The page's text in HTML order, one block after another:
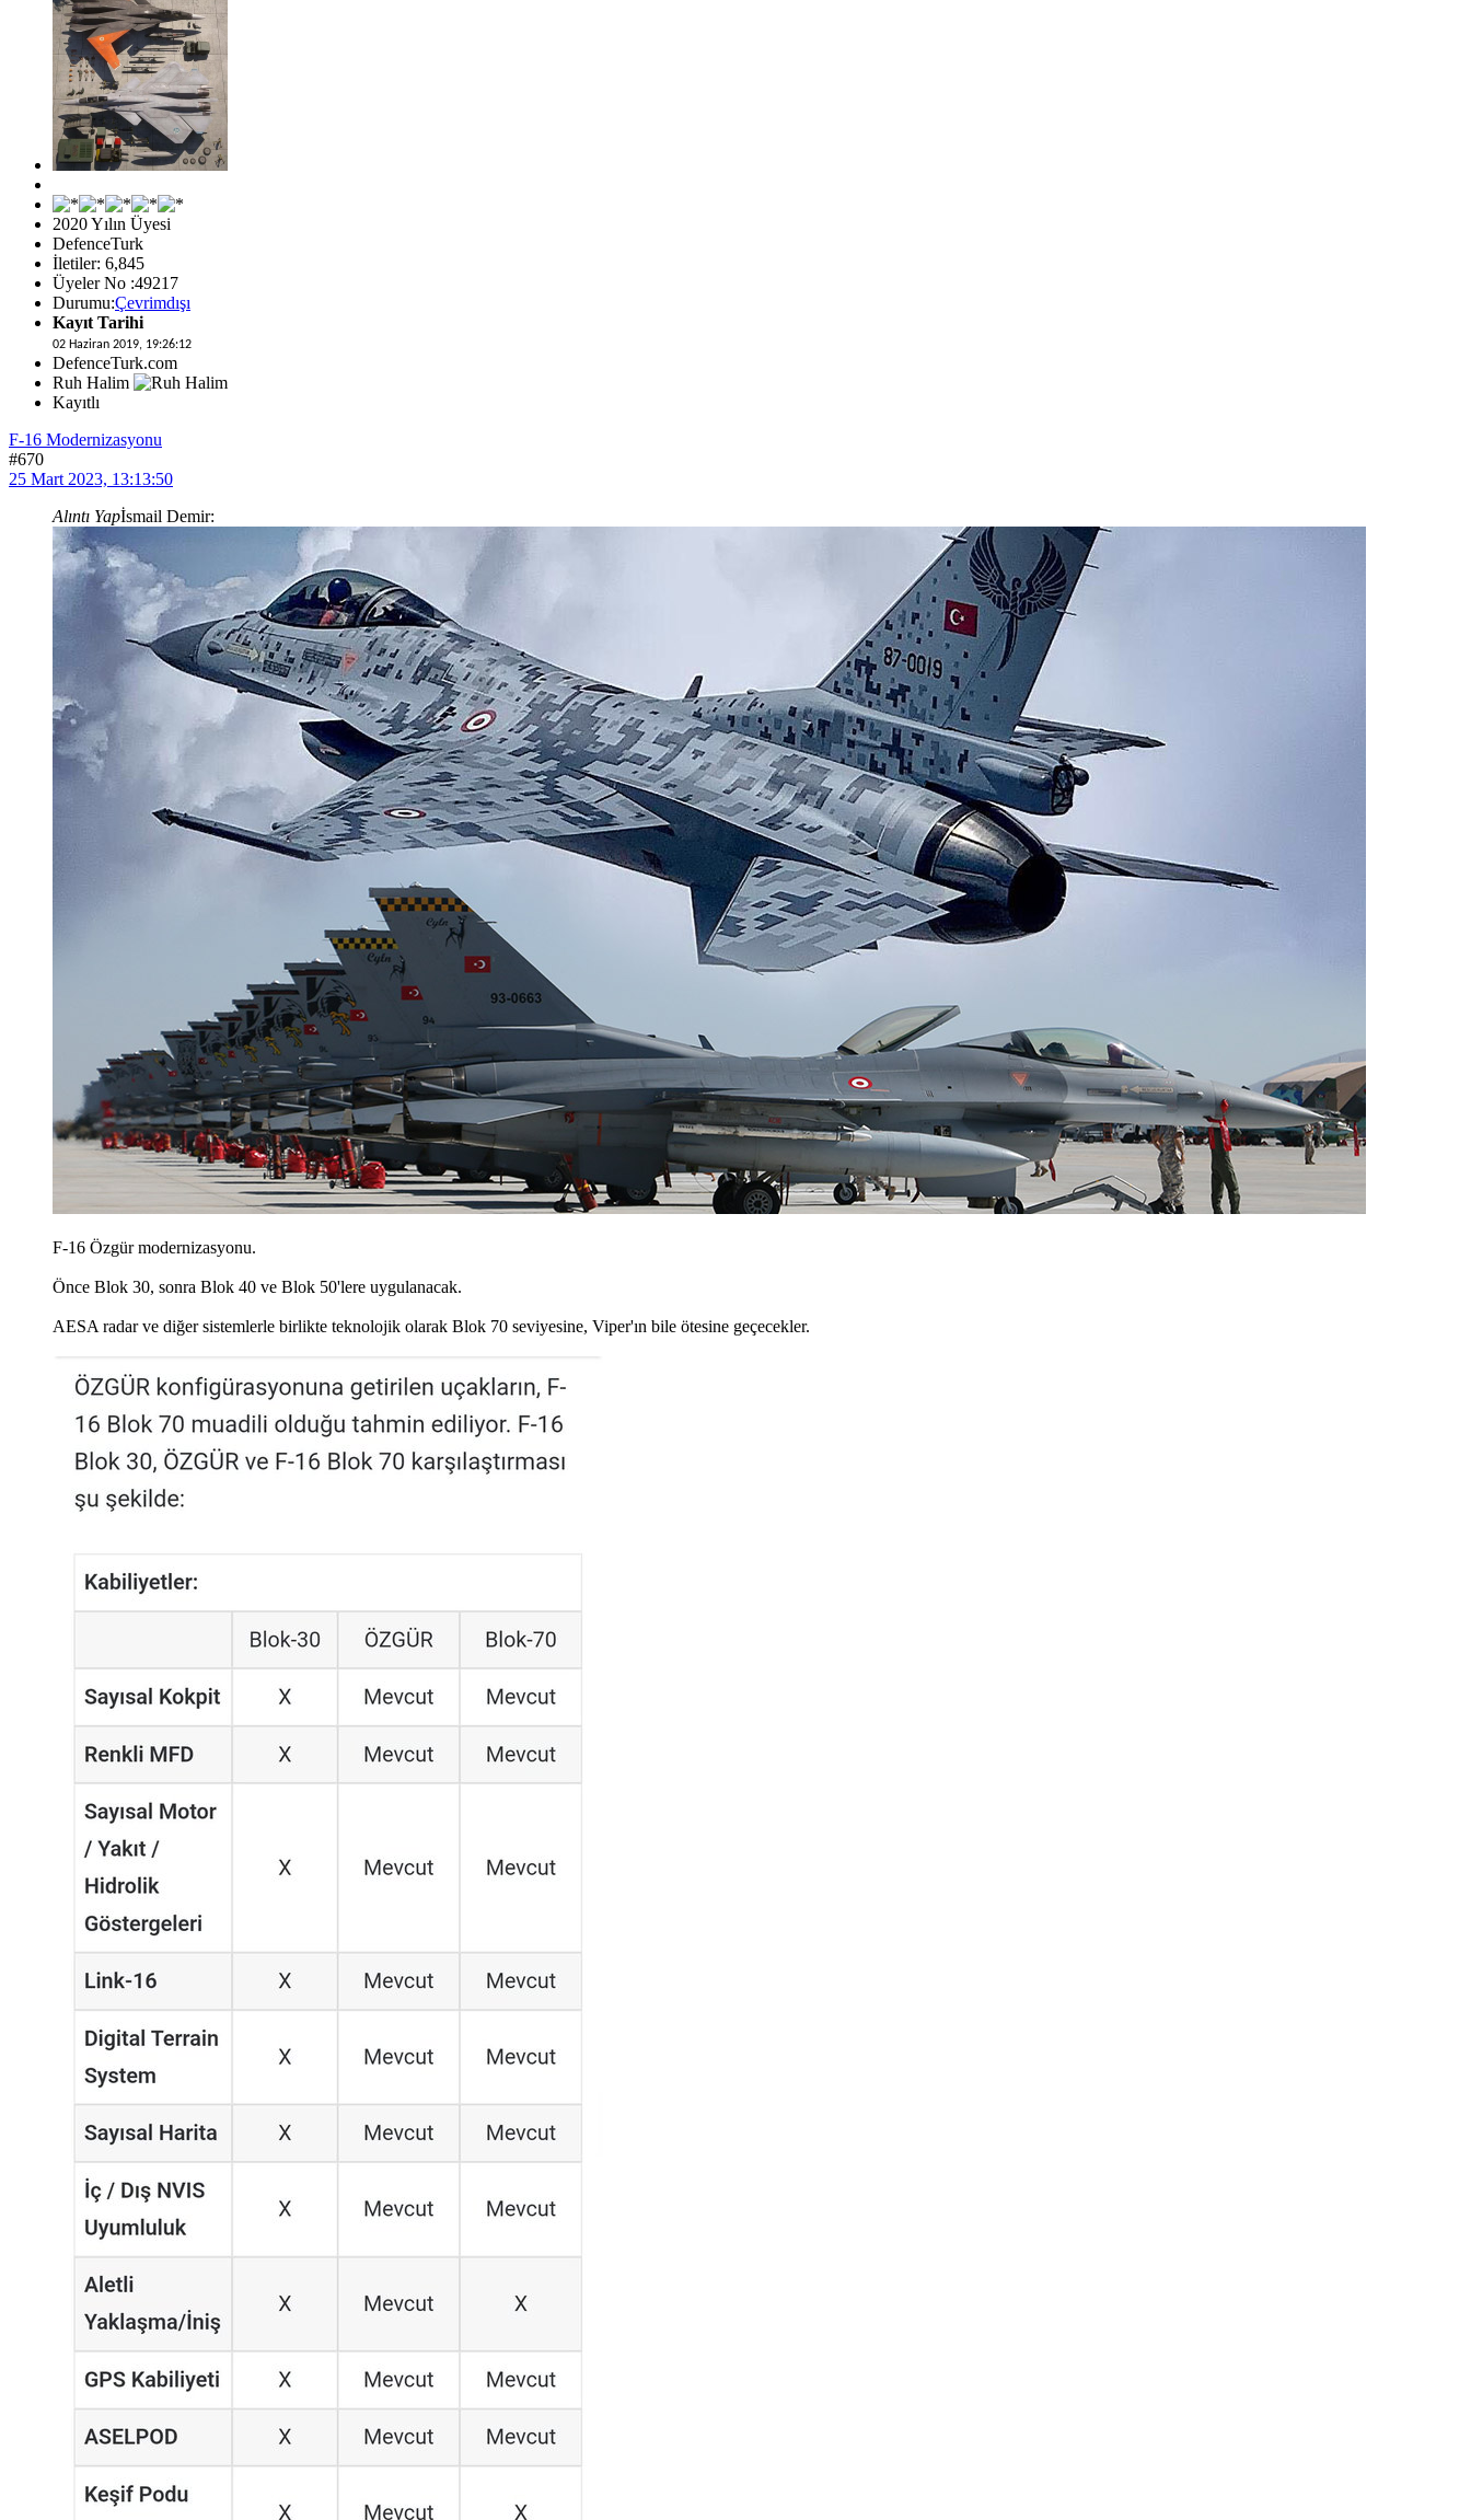
2020 Yılın Üyesi
DefenceTurk
İletiler: 6,845
Üyeler No :49217
Durumu:Çevrimdışı
Kayıt Tarihi
02 Haziran 2019, 19:26:12
DefenceTurk.com
Ruh Halim
Kayıtlı
F-16 Modernizasyonu
#670
25 Mart 2023, 13:13:50
Alıntı Yapİsmail Demir:
F-16 Özgür modernizasyonu.
Önce Blok 30, sonra Blok 40 ve Blok 50'lere uygulanacak.
AESA radar ve diğer sistemlerle birlikte teknolojik olarak Blok 70 seviyesine, Viper'ın bile ötesine geçecekler.